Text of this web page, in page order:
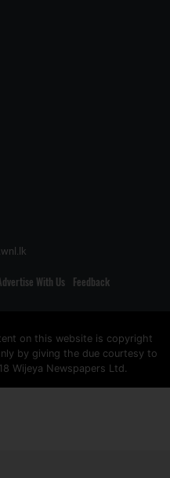
With Us Feedback
on this website is copyright
by giving the due courtesy to
Wijeya Newspapers Ltd.